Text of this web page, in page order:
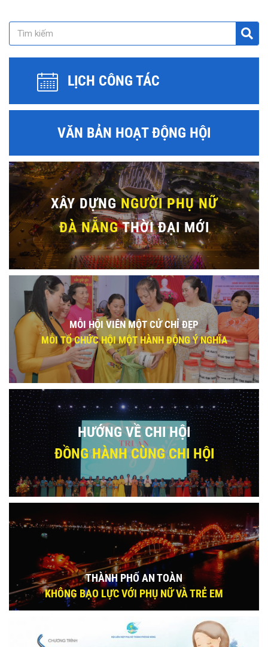
LỊCH CÔNG TÁC
VĂN BẢN HOẠT ĐỘNG HỘI
XÂY DỰNGNGƯỜI PHỤ NỮ
ĐÀ NẴNGTHỜI ĐẠI MỚI
MỖI HỘI VIÊN MỘT CỬ CHỈ ĐẸP
MỖI TỔ CHỨC HỘI MỘT HÀNH ĐỘNG Ý NGHĨA
HƯỚNG VỀ CHI HỘI
ĐỒNG HÀNH CÙNG CHI HỘI
THÀNH PHỐ AN TOÀN
KHÔNG BẠO LỰC VỚI PHỤ NỮ VÀ TRẺ EM